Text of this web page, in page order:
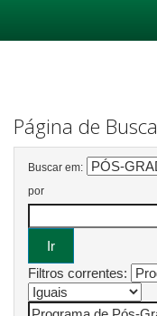
Página de Busca
Buscar em:
por
Filtros correntes: